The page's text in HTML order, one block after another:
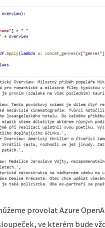
provolat Azure
ve kterém bude